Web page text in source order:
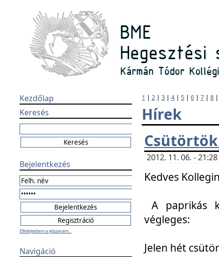
Kezdőlap
Keresés
Bejelentkezés
Elfelejtettem a jelszavam...
Navigáció
1 | 2 | 3 | 4| 5 | 6 | 7 | 8
Hírek
2012. 11. 06. -
Kedves
A paprikás
végleges:
Jelen hét